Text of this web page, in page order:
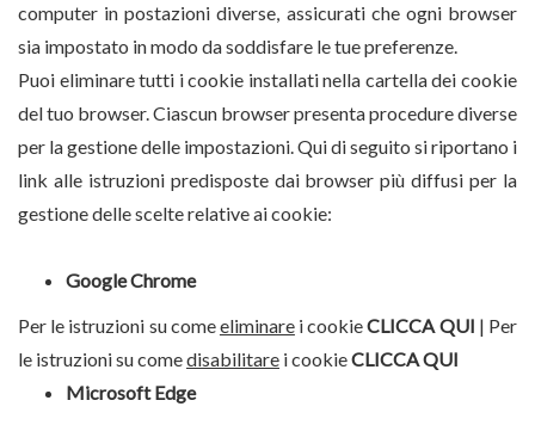
computer in postazioni diverse, assicurati che ogni browser
sia impostato in modo da soddisfare le tue preferenze.
Puoi eliminare tutti i cookie installati nella cartella dei cookie
del tuo browser. Ciascun browser presenta procedure diverse
per la gestione delle impostazioni. Qui di seguito si riportano i
link alle istruzioni predisposte dai browser più diffusi per la
gestione delle scelte relative ai cookie:
Google Chrome
Per le istruzioni su comeeliminarei cookieCLICCA QUI | Per
le istruzioni su comedisabilitare i cookieCLICCA QUI
Microsoft Edge